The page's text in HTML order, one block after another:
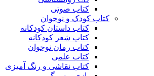
کتاب صوتی
کتاب کودک و نوجوان
کتاب داستان کودکانه
کتاب شعر کودکانه
کتاب رمان نوجوان
کتاب علمی
کتاب نقاشی و رنگ آمیزی